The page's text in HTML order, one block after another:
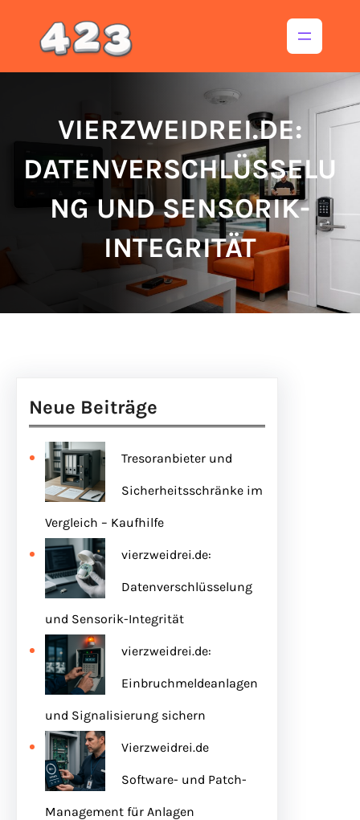
springen
VIERZWEIDREI.DE:
DATENVERSCHLÜSSELU
NG UND SENSORIK-
INTEGRITÄT
Neue Beiträge
Tresoranbieter und
Sicherheitsschränke im
Vergleich – Kaufhilfe
vierzweidrei.de:
Datenverschlüsselung
und Sensorik-Integrität
vierzweidrei.de:
Einbruchmeldeanlagen
und Signalisierung sichern
Vierzweidrei.de
Software- und Patch-
Management für Anlagen